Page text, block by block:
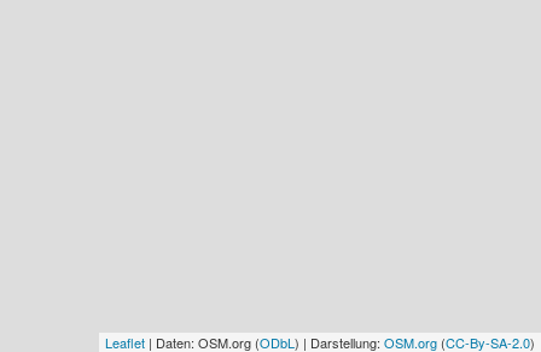
Leaflet | Daten: OSM.org (ODbL ) | Darstellung: OSM.org (CC-By-SA-2.0)